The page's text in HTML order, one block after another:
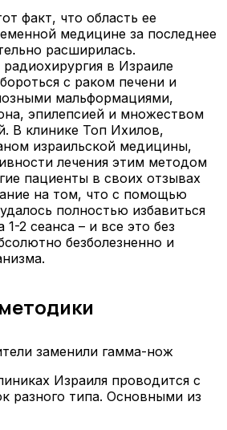
факт, что область ее
медицине за последнее
расширилась.
радиохирургия в Израиле
с раком печени и
мальформациями,
эпилепсией и множеством
В клинике Топ Ихилов,
израильской медицины,
лечения этим методом
пациенты в своих отзывах
на том, что с помощью
полностью избавиться
1-2 сеанса – и все это без
безболезненно и
Израиля проводится с
разного типа. Основными из